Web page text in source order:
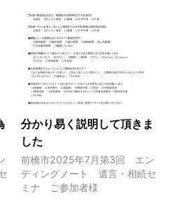
分かり易く説明して頂きま
した
前橋市2025年7月第3回 エン
ディングノート 遺言・相続セ
ミナ ご参加者様